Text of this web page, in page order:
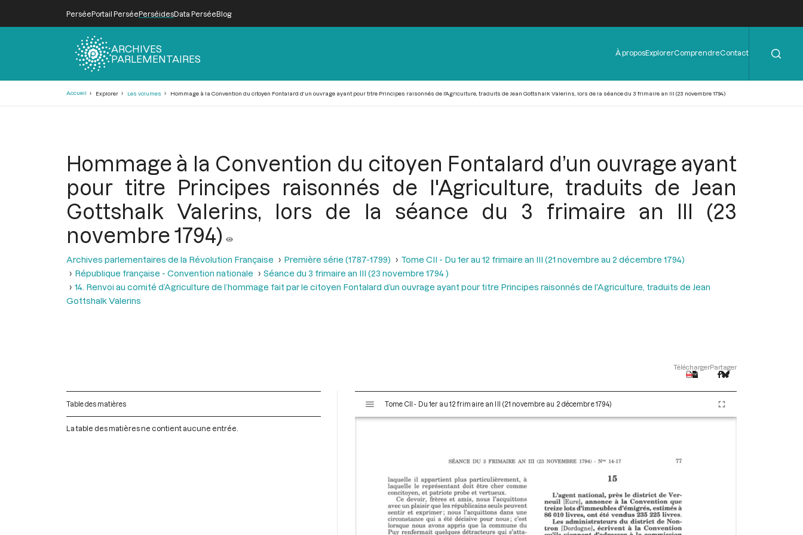
PerséePortail PerséePerséidesData PerséeBlog
ARCHIVES
PARLEMENTAIRES
Menu
de
À proposExplorerComprendreContact
Accueil Explorer Les volumes Hommage à la Convention du citoyen Fontalard d’un ouvrage ayant pour titre Principes raisonnés de l'Agriculture, traduits de Jean Gottshalk Valerins, lors de la séance du 3 frimaire an III (23 novembre 1794)
Hommage à la Convention du citoyen Fontalard d’un ouvrage ayant
pour titre Principes raisonnés de l'Agriculture, traduits de Jean
Gottshalk Valerins, lors de la séance du 3 frimaire an III (23
novembre 1794)
Archives parlementaires de la Révolution Française Première série (1787-1799)
Tome CII - Du 1er au 12 frimaire an III (21 novembre au 2 décembre 1794)
République française - Convention nationale
Séance du 3 frimaire an III (23 novembre 1794 )
14. Renvoi au comité d’Agriculture de l’hommage fait par le citoyen Fontalard d’un ouvrage ayant pour titre Principes raisonnés de l'Agriculture, traduits de Jean
Gottshalk Valerins
TéléchargerPartager
Table des matières
La table des matières ne contient aucune entrée.
s
Tome CII - Du 1er au 12 frimaire an III (21 novembre au 2 décembre 1794)